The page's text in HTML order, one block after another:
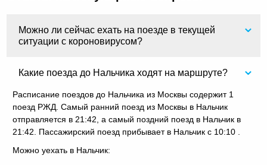
Можно ли сейчас ехать на поезде в текущей
ситуации с короновирусом?
Какие поезда до Нальчика ходят на маршруте?
Расписание поездов до Нальчика из Москвы содержит 1
поезд РЖД. Самый ранний поезд из Москвы в Нальчик
отправляется в 21:42, а самый поздний поезд в Нальчик в
21:42. Пассажирский поезд прибывает в Нальчик с 10:10 .
Можно уехать в Нальчик: